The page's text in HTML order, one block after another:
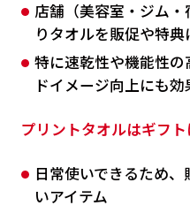
店舗（美容室・ジム
りタオルを販促や特典
特に速乾性や機能性
ドイメージ向上にも効
プリントタオルはギフ
日常使いできるため
いアイテム